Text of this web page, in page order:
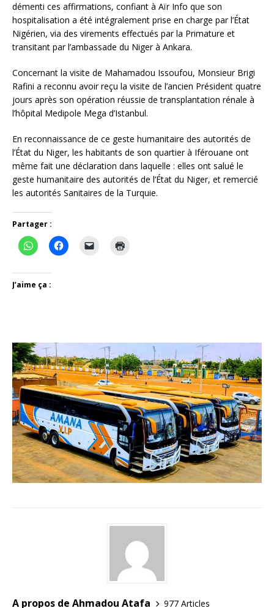
démenti ces affirmations, confiant à Aïr Info que son
hospitalisation a été intégralement prise en charge par l’État
Nigérien, via des virements effectués par la Primature et
transitant par l’ambassade du Niger à Ankara.
Concernant la visite de Mahamadou Issoufou, Monsieur Brigi
Rafini a reconnu avoir reçu la visite de l’ancien Président quatre
jours après son opération réussie de transplantation rénale à
l’hôpital Medipole Mega d’Istanbul.
En reconnaissance de ce geste humanitaire des autorités de
l’État du Niger, les habitants de son quartier à Iférouane ont
même fait une déclaration dans laquelle : elles ont salué le
geste humanitaire des autorités de l’État du Niger, et remercié
les autorités Sanitaires de la Turquie.
Partager :
J’aime ça :
A propos de Ahmadou Atafa
977 Articles